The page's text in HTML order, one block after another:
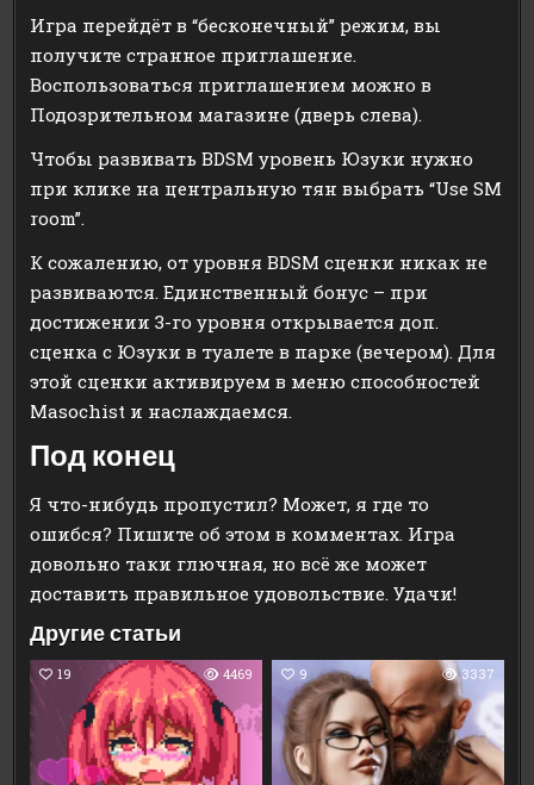
Игра перейдёт в “бесконечный” режим, вы
получите странное приглашение.
Воспользоваться приглашением можно в
Подозрительном магазине (дверь слева).
Чтобы развивать BDSM уровень Юзуки нужно
при клике на центральную тян выбрать “Use SM
room”.
К сожалению, от уровня BDSM сценки никак не
развиваются. Единственный бонус – при
достижении 3-го уровня открывается доп.
сценка с Юзуки в туалете в парке (вечером). Для
этой сценки активируем в меню способностей
Masochist и наслаждаемся.
Под конец
Я что-нибудь пропустил? Может, я где то
ошибся? Пишите об этом в комментах. Игра
довольно таки глючная, но всё же может
доставить правильное удовольствие. Удачи!
Другие статьи
19 4469 9 3337